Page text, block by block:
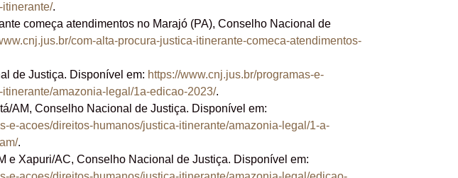
.
começa atendimentos no Marajó (PA), Conselho Nacional de
com-alta-procura-justica-itinerante-comeca-atendimentos-
de Justiça. Disponível em: https://www.cnj.jus.br/programas-e-
amazonia-legal/1a-edicao-2023/.
AM, Conselho Nacional de Justiça. Disponível em:
e-acoes/direitos-humanos/justica-itinerante/amazonia-legal/1-a-
.
e Xapuri/AC, Conselho Nacional de Justiça. Disponível em: